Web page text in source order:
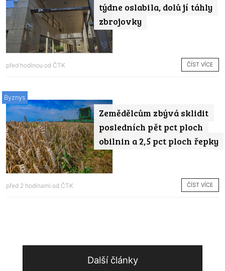
týdne oslabila, dolů jí táhly
zbrojovky
před hodinou od ČTK ČÍST VÍCE
Zemědělcům zbývá sklidit
posledních pět pct ploch
obilnin a 2,5 pct ploch řepky
Byznys
před 2 hodinami od ČTK ČÍST VÍCE
Další články